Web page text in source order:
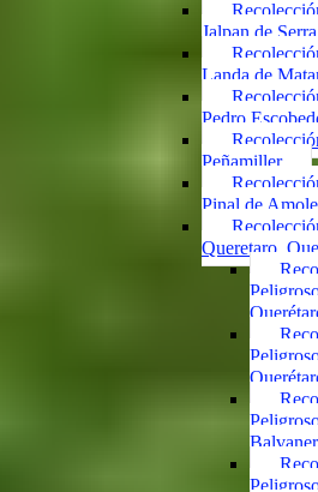
Jalpan de Serra
Landa de
Pedro
Peñamiller
Pinal de
Queretaro,